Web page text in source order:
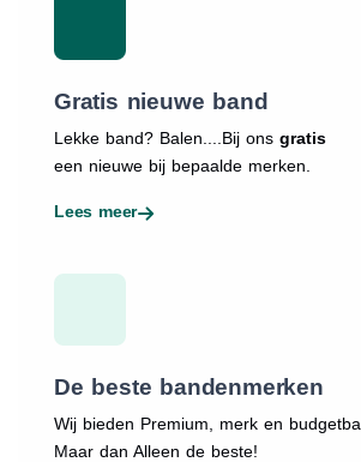
Gratis nieuwe band
Lekke band? Balen....Bij ons gratis
een nieuwe bij bepaalde merken.
Lees meer
De beste bandenmerken
Wij bieden Premium, merk en
Maar dan Alleen de beste!